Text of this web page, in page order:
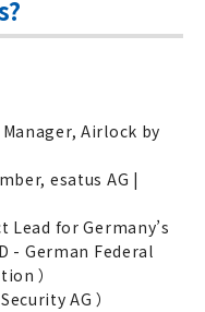
Airlock by
esatus AG |
Lead for Germany’s
- German Federal
）
AG ）